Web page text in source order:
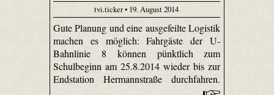
tvi.ticker • 19. August 2014
Gute Planung und eine ausgefeilte Logistik
machen es möglich: Fahrgäste der U-
Bahnlinie 8 können pünktlich zum
Schulbeginn am 25.8.2014 wieder bis zur
Endstation Hermannstraße durchfahren.